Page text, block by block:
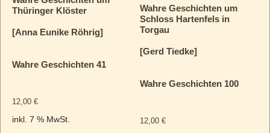
Thüringer Klöster
[Anna Eunike Röhrig]
Wahre Geschichten 41
12,00 €
inkl. 7 % MwSt.
Wahre Geschichten um
Schloss Hartenfels in
Torgau
[Gerd Tiedke]
Wahre Geschichten 100
12,00€